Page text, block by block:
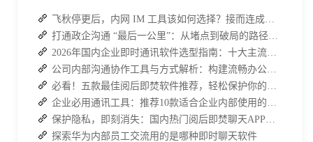
探索华为内部员工交流用的是哪种即时聊天软件